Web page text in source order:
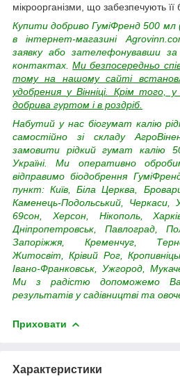
мікроорганізми, що забезпечують її
Купити добриво ГуміФренд 500
в інтернет-магазині
заявку або зателефонувавши
контактах.Ми безпосередньо
тому на нашому сайті
удобрения у Вінніці. Крім
добрива гуртом і в роздріб.
Набутий у нас біогумат калію
самостійно зі складу
замовити рідкий гумат калію
Україні. Ми оперативно
відправимо біодобрення
пункт: Київ, Біла Церква,
Каменець-Подольський, Черкаси,
69сон, Херсон, Нікополь,
Дніпропетровськ, Павлоград,
Запоріжжя, Кременчуг,
Житосвіт, Крівий Рог,
Івано-Франковськ, Ужгород,
Ми з радістю допоможемо
результатів у садівництві та
Приховати
Характеристики